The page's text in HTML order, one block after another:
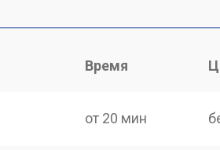
Время
от 20 мин